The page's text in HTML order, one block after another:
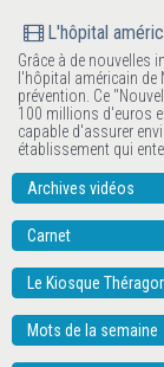
L'hôpital
Grâce à de nouvelles
l'hôpital américain de
prévention. Ce
100 millions d'euros
capable d'assurer
établissement qui
Archives vidéos
Carnet
Le Kiosque
Mots de la semaine